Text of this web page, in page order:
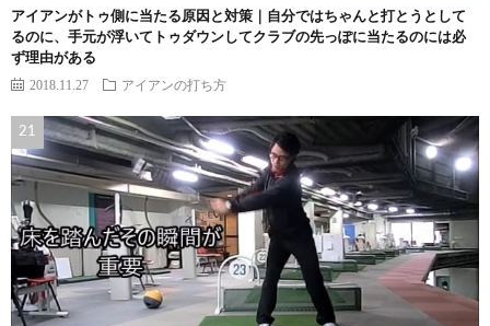
アイアンがトゥ側に当たる原因と対策｜自分ではちゃんと打とうとして
るのに、手元が浮いてトゥダウンしてクラブの先っぽに当たるのには必
ず理由がある
2018.11.27 アイアンの打ち方